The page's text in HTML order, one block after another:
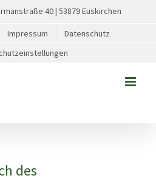
40 | 53879 Euskirchen
Impressum
Datenschutz
des